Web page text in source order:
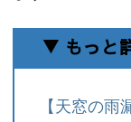
▼ もっと
【天窓の